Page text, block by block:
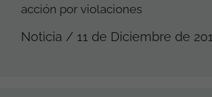
acción por violaciones
Noticia / 11 de Diciembre de